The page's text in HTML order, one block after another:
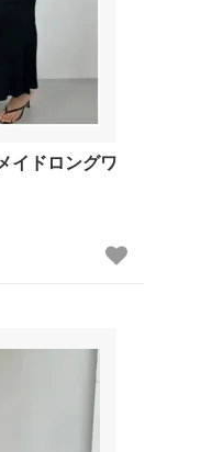
イドロングワ